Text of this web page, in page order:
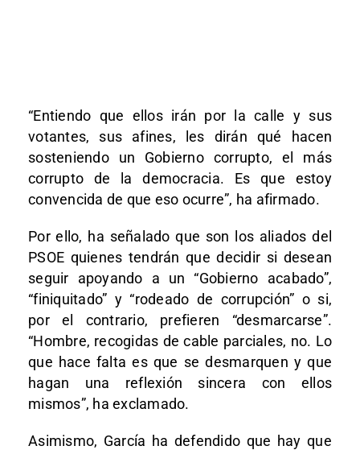
“Entiendo que ellos irán por la calle y sus
votantes, sus afines, les dirán qué hacen
sosteniendo un Gobierno corrupto, el más
corrupto de la democracia. Es que estoy
convencida de que eso ocurre”, ha afirmado.
Por ello, ha señalado que son los aliados del
PSOE quienes tendrán que decidir si desean
seguir apoyando a un “Gobierno acabado”,
“finiquitado” y “rodeado de corrupción” o si,
por el contrario, prefieren “desmarcarse”.
“Hombre, recogidas de cable parciales, no. Lo
que hace falta es que se desmarquen y que
hagan una reflexión sincera con ellos
mismos”, ha exclamado.
Asimismo, García ha defendido que hay que